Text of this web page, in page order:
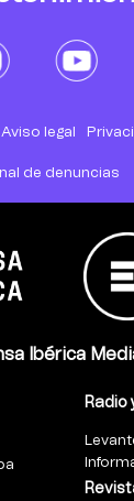
Aviso legal
de denuncias
Ibérica
Radio